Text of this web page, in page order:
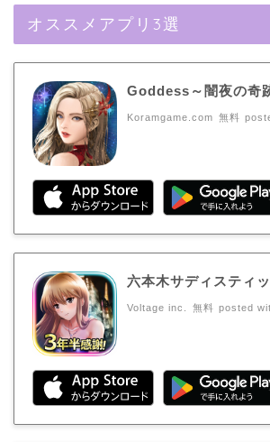
オススメアプリ3選
Goddess～闇夜の奇
Koramgame.com 無料
六本木サディスティ
Voltage inc. 無料 posted